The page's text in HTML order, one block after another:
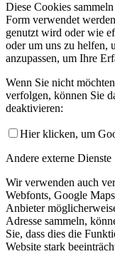
Diese Cookies
Form verwendet
genutzt wird oder wie
oder um uns zu helfen,
anzupassen, um Ihre
Wenn Sie nicht
verfolgen, können Sie
deaktivieren:
Hier klicken, um
Andere externe Dienste
Wir verwenden auch
Webfonts, Google
Anbieter
Adresse sammeln,
Sie, dass dies die
Website stark